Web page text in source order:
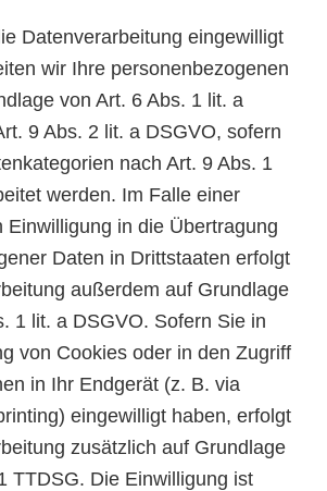
Datenverarbeitung eingewilligt
wir Ihre personenbezogenen
von Art. 6 Abs. 1 lit. a
9 Abs. 2 lit. a DSGVO, sofern
nach Art. 9 Abs. 1
werden. Im Falle einer
Einwilligung in die Übertragung
Daten in Drittstaaten erfolgt
außerdem auf Grundlage
1 lit. a DSGVO. Sofern Sie in
von Cookies oder in den Zugriff
in Ihr Endgerät (z. B. via
eingewilligt haben, erfolgt
zusätzlich auf Grundlage
TTDSG. Die Einwilligung ist